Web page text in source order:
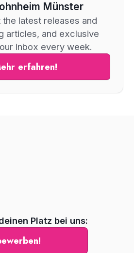
Münster
latest releases and
articles, and exclusive
inbox every week.
erfahren!
Platz bei uns: